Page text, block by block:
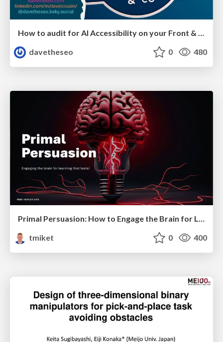
davetheseo
0 480
Primal Persuasion: How to Engage the Brain for Learning That Lasts
tmiket
0 400